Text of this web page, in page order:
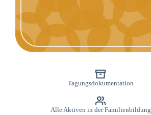
Tagungsdokumentation
Alle Aktiven in der Familienbildung